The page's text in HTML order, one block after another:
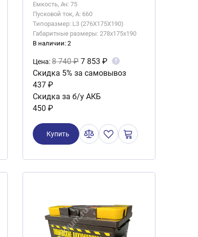
Емкость, Ач: 75
Пусковой ток, А: 660
Типоразмер: L3 (276X175X190)
Габаритные размеры: 278x175x190
В наличии: 2
Цена:8 740 ₽ 7 853 ₽ ?
Скидка 5% за самовывоз
437 ₽
Скидка за б/у АКБ
450 ₽
Купить